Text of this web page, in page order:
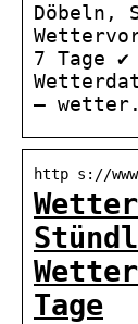
Döbeln,
7 Tage
–
http s://
Tage